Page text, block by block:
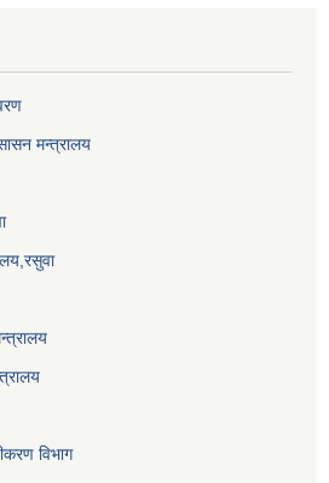
मन्त्रालय
रसुवा
विभाग